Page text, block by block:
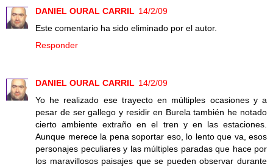
DANIEL OURAL CARRIL 14/2/09
Este comentario ha sido eliminado por el autor.
Responder
DANIEL OURAL CARRIL 14/2/09
Yo he realizado ese trayecto en múltiples ocasiones y a
pesar de ser gallego y residir en Burela también he notado
cierto ambiente extraño en el tren y en las estaciones.
Aunque merece la pena soportar eso, lo lento que va, esos
personajes peculiares y las múltiples paradas que hace por
los maravillosos paisajes que se pueden observar durante